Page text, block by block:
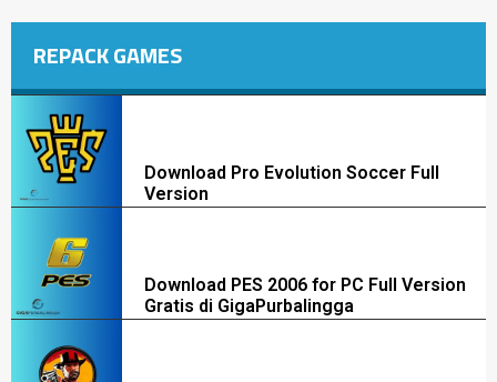
REPACK GAMES
Download Pro Evolution Soccer Full
Version
Download PES 2006 for PC Full Version
Gratis di GigaPurbalingga